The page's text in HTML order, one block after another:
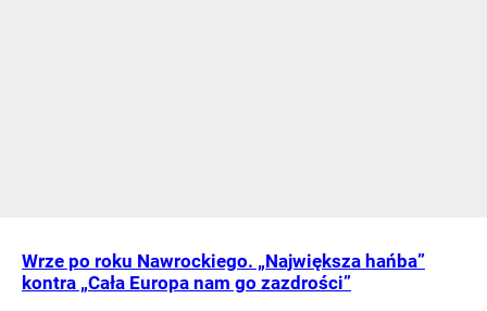
Wrze po roku Nawrockiego. „Największa hańba”
kontra „Cała Europa nam go zazdrości”